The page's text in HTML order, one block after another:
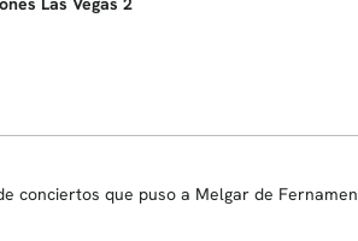
conciertos que puso a Melgar de